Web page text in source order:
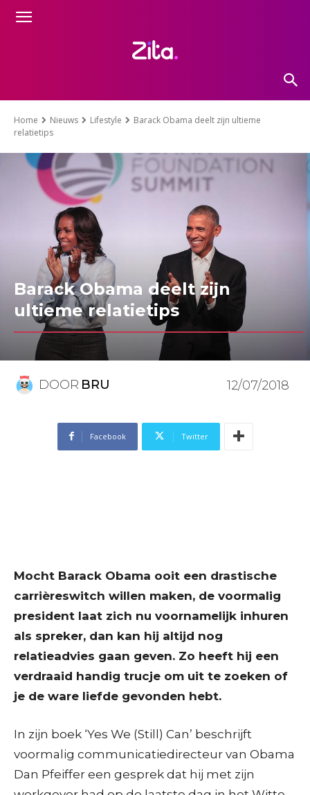
Home Nieuws Lifestyle
Barack Obama deelt zijn ultieme
relatietips
Barack Obama deelt zijn
ultieme relatietips
DOOR BRU 12/07/2018
Facebook Twitter
Mocht Barack Obama ooit een drastische
carrièreswitch willen maken, de voormalig
president laat zich nu voornamelijk inhuren
als spreker, dan kan hij altijd nog
relatieadvies gaan geven. Zo heeft hij een
verdraaid handig trucje om uit te zoeken of
je de ware liefde gevonden hebt.
In zijn boek ‘Yes We (Still) Can’ beschrijft
voormalig communicatiedirecteur van Obama
Dan Pfeiffer een gesprek dat hij met zijn